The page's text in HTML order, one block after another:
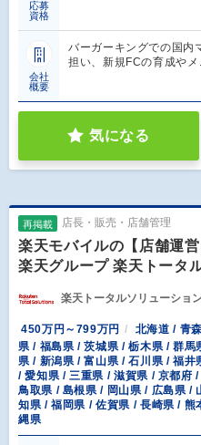
応募
資格
会社
概要
バーガーキングでの国内
担い、新規FCの育成や
気になる
再掲載 店長・販売・店舗管理
楽天モバイルの【店舗運
楽天グループ 楽天トータ
楽天トータルソリューショ
450万円～799万円
北海道 / 青
県 / 福島県 / 茨城県 / 栃木県 / 群馬
県 / 新潟県 / 富山県 / 石川県 / 福
/ 愛知県 / 三重県 / 滋賀県 / 京都府
鳥取県 / 島根県 / 岡山県 / 広島県 /
知県 / 福岡県 / 佐賀県 / 長崎県 /
縄県